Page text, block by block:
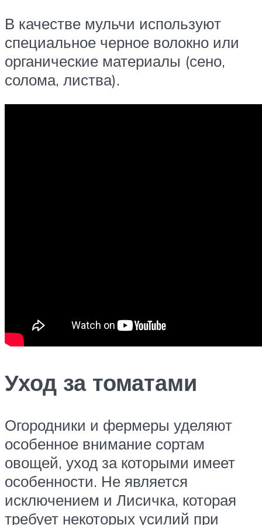
В качестве мульчи используют
специальное черное волокно или
органические материалы (сено,
солома, листва).
Уход за томатами
Огородники и фермеры уделяют
особенное внимание сортам
овощей, уход за которыми имеет
особенности. Не является
исключением и Лисичка, которая
требует некоторых усилий при